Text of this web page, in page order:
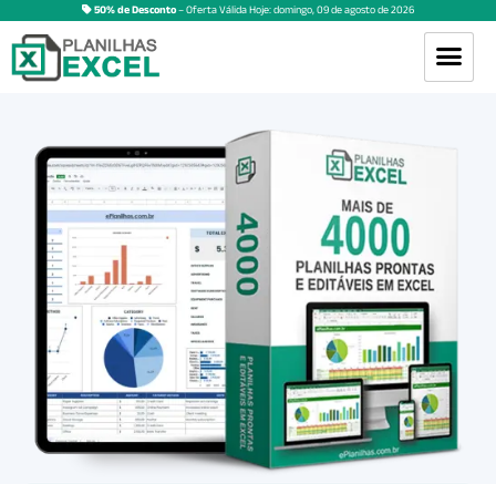
50% de Desconto– Oferta Válida Hoje:domingo,09deagostode2026